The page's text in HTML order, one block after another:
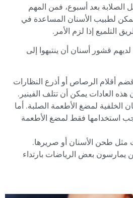
الصلابة بعد أسبوع، فمن المهم
لطبيب الأسنان المساعدة في
التلميع إذا لزم الأمر.
قشور أسنان أن ينتبهوا إلى
أقلام الرصاص أو أذرع النظارات
هذه العادات يمكن أن تتلف الفينير.
الخلفية لمضغ الأطعمة الصلبة. أما
استخدامها فقط لمضغ الأطعمة
مثل طحن الأسنان أو صريرها.
يمارسون بعض الرياضات بارتداء